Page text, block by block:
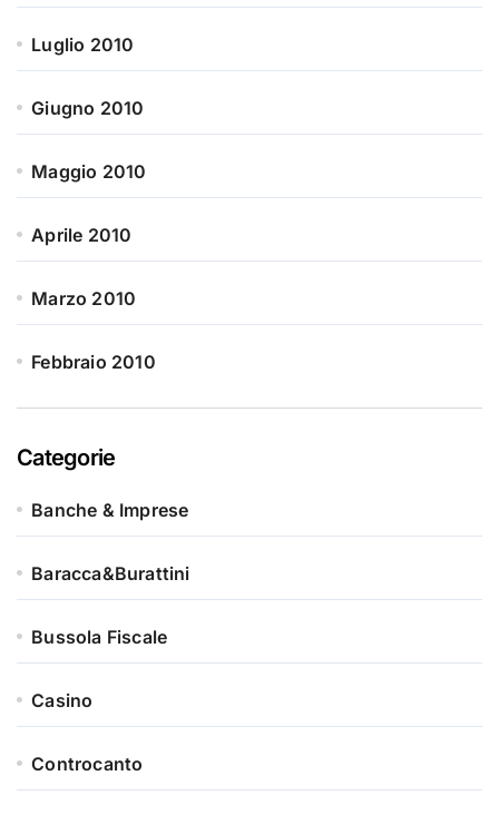
Luglio 2010
Giugno 2010
Maggio 2010
Aprile 2010
Marzo 2010
Febbraio 2010
Categorie
Banche & Imprese
Baracca&Burattini
Bussola Fiscale
Casino
Controcanto